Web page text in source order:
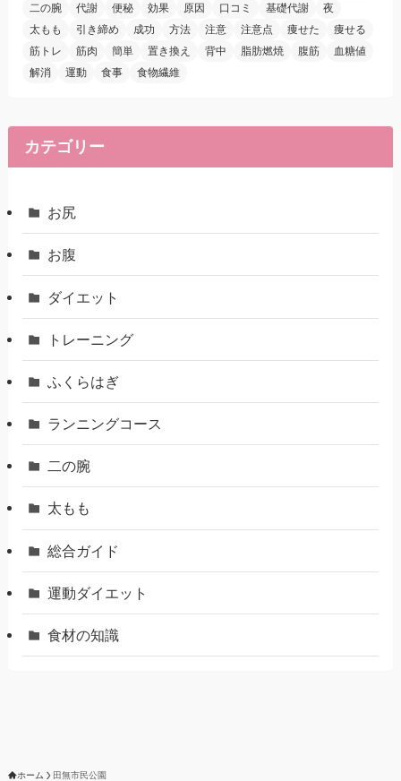
二の腕
代謝 便秘 効果 原因 口コミ 基礎代謝
夜
太もも
引き締め 成功 方法 注意 注意点 痩せた
痩せる
筋トレ
筋肉 簡単 置き換え 背中 脂肪燃焼 腹筋
血糖値
解消
運動 食事 食物繊維
カテゴリー
お尻
お腹
ダイエット
トレーニング
ふくらはぎ
ランニングコース
二の腕
太もも
総合ガイド
運動ダイエット
食材の知識
ホーム 田無市民公園